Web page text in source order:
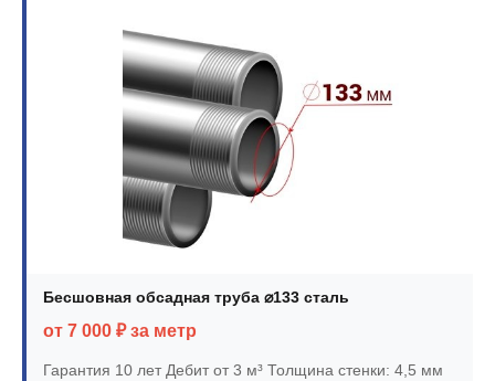
Бесшовная обсадная труба ⌀133 сталь
от 7 000 ₽ за метр
Гарантия 10 летДебит от 3 м³ Толщина стенки: 4,5 мм